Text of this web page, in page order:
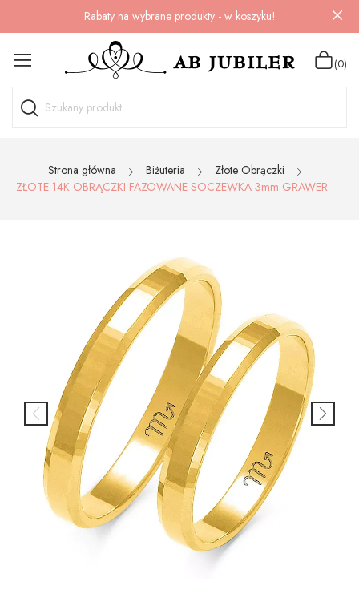
Rabaty na wybrane produkty - w koszyku!
(0)
Strona główna Biżuteria
Złote Obrączki
ZŁOTE 14K OBRĄCZKI FAZOWANE SOCZEWKA 3mm GRAWER